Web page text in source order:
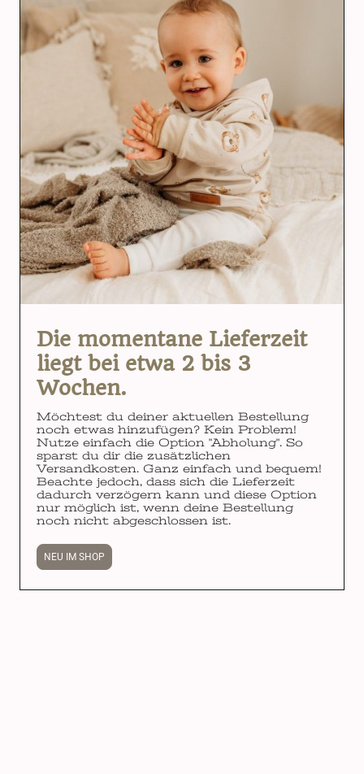
Die momentane Lieferzeit
liegt bei etwa 2 bis 3
Wochen.
Möchtest du deiner aktuellen Bestellung
noch etwas hinzufügen? Kein Problem!
Nutze einfach die Option "Abholung". So
sparst du dir die zusätzlichen
Versandkosten. Ganz einfach und bequem!
Beachte jedoch, dass sich die Lieferzeit
dadurch verzögern kann und diese Option
nur möglich ist, wenn deine Bestellung
noch nicht abgeschlossen ist.
NEU IM SHOP